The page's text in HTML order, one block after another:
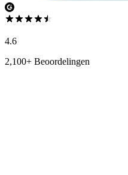
4.6
2,100+ Beoordelingen